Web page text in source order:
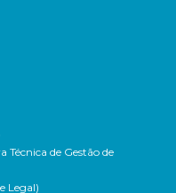
Técnica de Gestão de
Legal)